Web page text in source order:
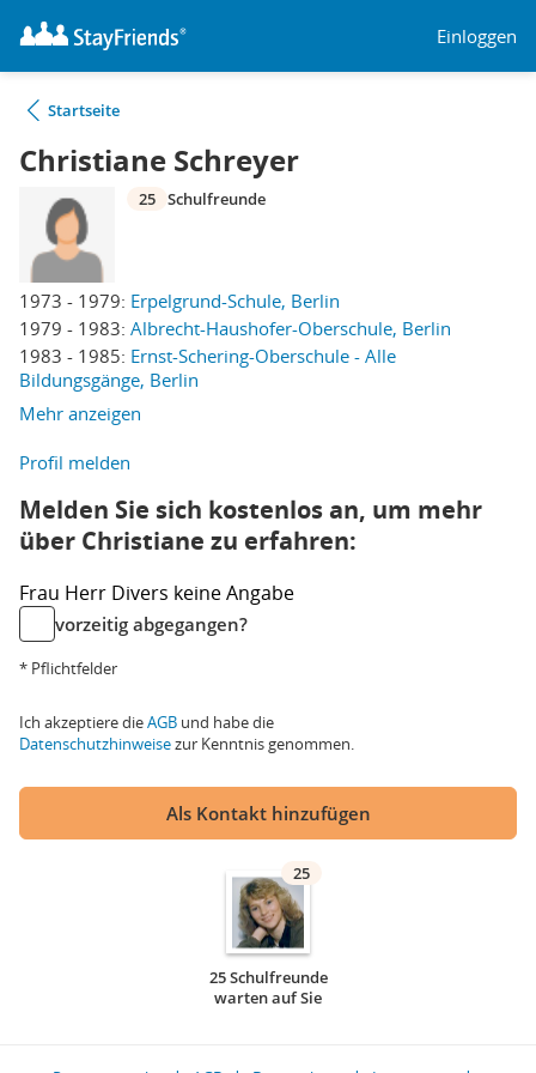
Einloggen
Startseite
Christiane Schreyer
1973 - 1979: Erpelgrund-Schule, Berlin
1979 - 1983: Albrecht-Haushofer-Oberschule, Berlin
1983 - 1985: Ernst-Schering-Oberschule - Alle
Bildungsgänge, Berlin
Mehr anzeigen
25 Schulfreunde
Profil melden
Melden Sie sich kostenlos an, um mehr
über Christiane zu erfahren:
Frau Herr Divers keine Angabe
vorzeitig abgegangen?
* Pflichtfelder
Ich akzeptiere dieAGB und habe die
Datenschutzhinweisezur Kenntnis genommen.
Als Kontakt hinzufügen
25
25 Schulfreunde
warten auf Sie